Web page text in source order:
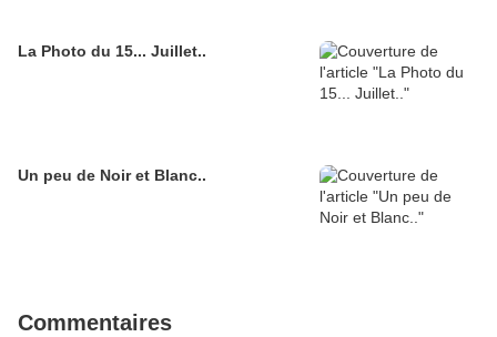
La Photo du 15... Juillet..
Un peu de Noir et Blanc..
Commentaires